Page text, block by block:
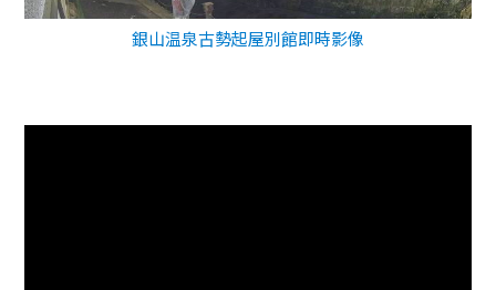
銀山温泉古勢起屋別館即時影像